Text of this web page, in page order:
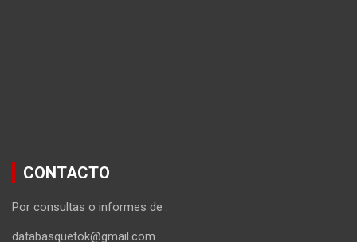
CONTACTO
Por consultas o informes de :
databasquetok@gmail.com